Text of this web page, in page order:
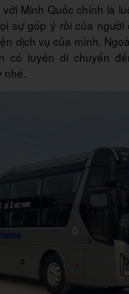
Minh Quốc chính là
sự góp ý rồi của người
dịch vụ của mình.
có tuyến di chuyển
nhé.